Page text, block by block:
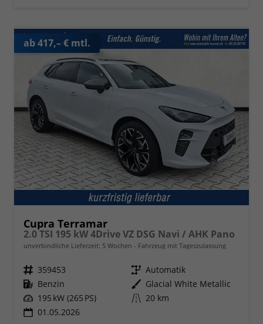
ab 417,– € mtl.
Cupra Terramar
2.0 TSI 195 kW 4Drive VZ DSG Navi / AHK Pano
unverbindliche Lieferzeit: 5 Wochen Fahrzeug mit Tageszulassung
Fahrzeugnr. 359453 Getriebe Automatik
Kraftstoff Benzin Außenfarbe Glacial White Metallic
Leistung 195 kW (265 PS) Kilometerstand 20 km
01.05.2026